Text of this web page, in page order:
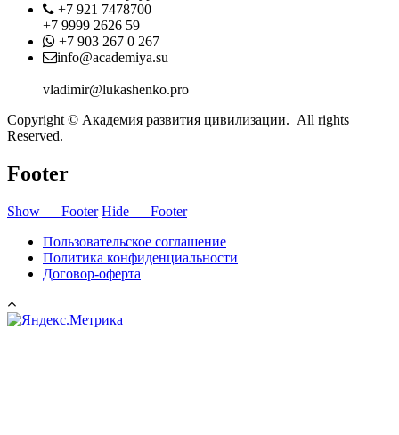
Phone
+7 921 7478700
+7 9999 2626 59
Whatsapp
+7 903 267 0 267
Contact
info@academiya.su
vladimir@lukashenko.pro
Copyright © Академия развития цивилизации. All rights
Reserved.
Footer
Show — Footer Hide — Footer
Пользовательское соглашение
Политика конфиденциальности
Договор-оферта